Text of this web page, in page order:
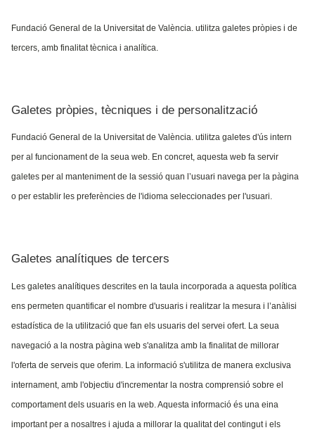
Fundació General de la Universitat de València. utilitza galetes pròpies i de
tercers, amb finalitat tècnica i analítica.
Galetes pròpies, tècniques i de personalització
Fundació General de la Universitat de València. utilitza galetes d'ús intern
per al funcionament de la seua web. En concret, aquesta web fa servir
galetes per al manteniment de la sessió quan l’usuari navega per la pàgina
o per establir les preferències de l'idioma seleccionades per l'usuari.
Galetes analítiques de tercers
Les galetes analítiques descrites en la taula incorporada a aquesta política
ens permeten quantificar el nombre d'usuaris i realitzar la mesura i l’anàlisi
estadística de la utilització que fan els usuaris del servei ofert. La seua
navegació a la nostra pàgina web s'analitza amb la finalitat de millorar
l'oferta de serveis que oferim. La informació s'utilitza de manera exclusiva
internament, amb l'objectiu d'incrementar la nostra comprensió sobre el
comportament dels usuaris en la web. Aquesta informació és una eina
important per a nosaltres i ajuda a millorar la qualitat del contingut i els